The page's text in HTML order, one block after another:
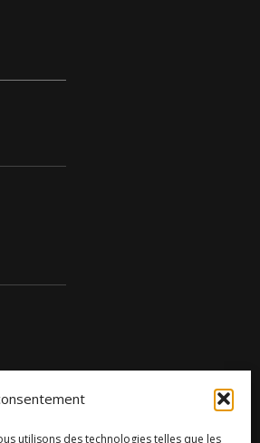
utilisons des technologies telles que les